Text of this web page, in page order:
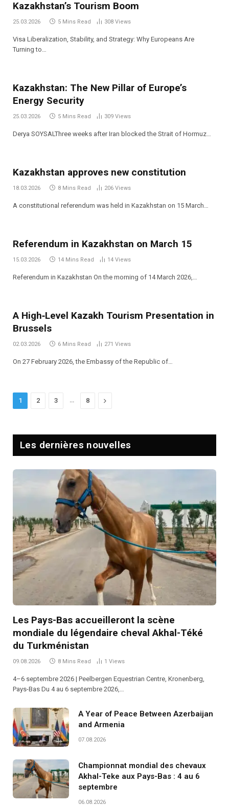
Kazakhstan’s Tourism Boom
25.03.2026 5 Mins Read 308 Views
Visa Liberalization, Stability, and Strategy: Why Europeans Are
Turning to…
Kazakhstan: The New Pillar of Europe’s
Energy Security
25.03.2026 5 Mins Read 309 Views
Derya SOYSALThree weeks after Iran blocked the Strait of Hormuz…
Kazakhstan approves new constitution
18.03.2026 8 Mins Read 206 Views
A constitutional referendum was held in Kazakhstan on 15 March…
Referendum in Kazakhstan on March 15
15.03.2026 14 Mins Read 14 Views
Referendum in Kazakhstan On the morning of 14 March 2026,…
A High‑Level Kazakh Tourism Presentation in
Brussels
02.03.2026 6 Mins Read 271 Views
On 27 February 2026, the Embassy of the Republic of…
1 2 3 … 8 Next
Les dernières nouvelles
Les Pays-Bas accueilleront la scène
mondiale du légendaire cheval Akhal-Téké
du Turkménistan
09.08.2026 8 Mins Read 1 Views
4–6 septembre 2026 | Peelbergen Equestrian Centre, Kronenberg,
Pays-Bas Du 4 au 6 septembre 2026,…
A Year of Peace Between Azerbaijan
and Armenia
07.08.2026
Championnat mondial des chevaux
Akhal-Teke aux Pays-Bas : 4 au 6
septembre
06.08.2026